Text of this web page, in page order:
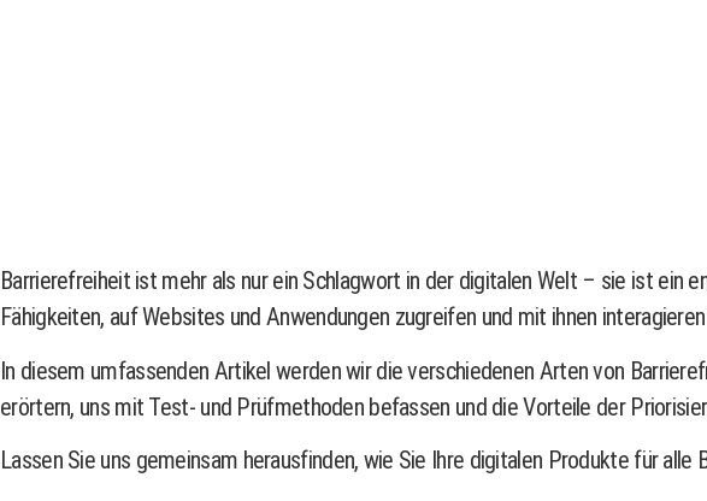
Barrierefreiheit ist mehr als nur ein Schlagwort in der digitalen Welt – sie ist ein
Fähigkeiten, auf Websites und Anwendungen zugreifen und mit ihnen
In diesem umfassenden Artikel werden wir die verschiedenen Arten von
erörtern, uns mit Test- und Prüfmethoden befassen und die Vorteile der
Lassen Sie uns gemeinsam herausfinden, wie Sie Ihre digitalen Produkte für alle